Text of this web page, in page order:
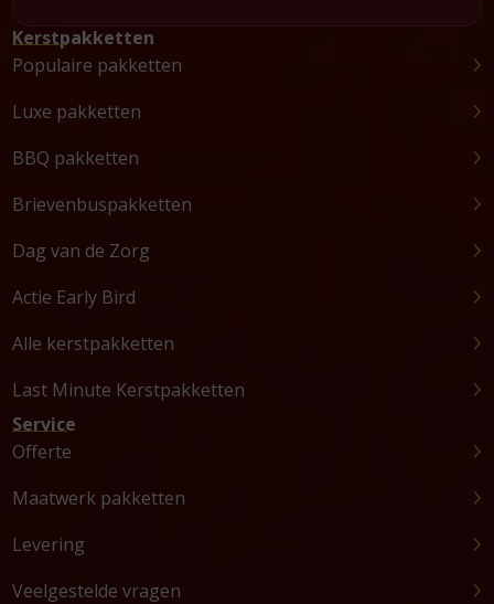
Kerstpakketten
Populaire pakketten
Luxe pakketten
BBQ pakketten
Brievenbuspakketten
Dag van de Zorg
Actie Early Bird
Alle kerstpakketten
Last Minute Kerstpakketten
Service
Offerte
Maatwerk pakketten
Levering
Veelgestelde vragen